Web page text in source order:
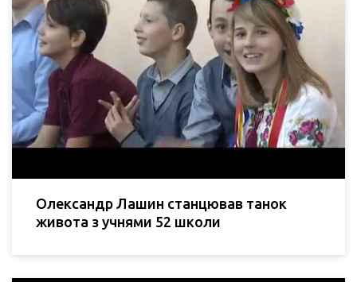
Олександр Лашин станцював танок
живота з учнями 52 школи